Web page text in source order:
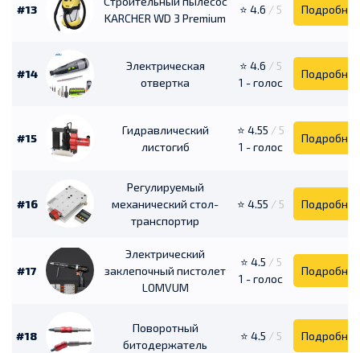
#13
KARCHER WD 3 Premium
⭐ 4.6 / 5 Подробнее
#14
Электрическая
отвертка
⭐ 4.6 / 5
1 - голос
Подробнее
#15
Гидравлический
листогиб
⭐ 4.55 / 5
1 - голос
Подробнее
#16
Регулируемый
механический стол-
транспортир
⭐ 4.55 / 5 Подробнее
#17
Электрический
заклепочный пистолет
LOMVUM
⭐ 4.5 / 5
1 - голос
Подробнее
#18
Поворотный
битодержатель
⭐ 4.5 / 5 Подробнее